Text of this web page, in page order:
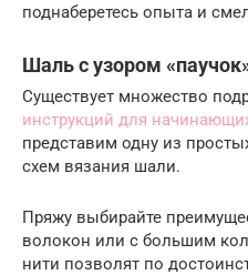
поднаберетесь опыта и
Шаль с узором
Существует множество
инструкций для
представим одну из
схем вязания шали.
Пряжу выбирайте
волокон или с большим
нити позволят по